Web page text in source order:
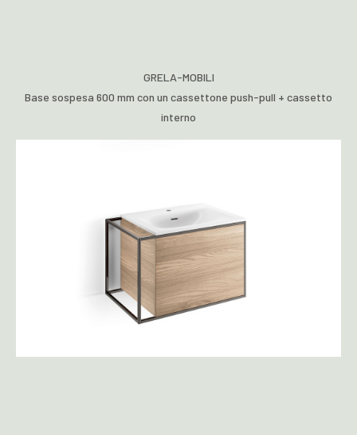
GRELA-MOBILI
Base sospesa 600 mm con un cassettone push-pull + cassetto
interno